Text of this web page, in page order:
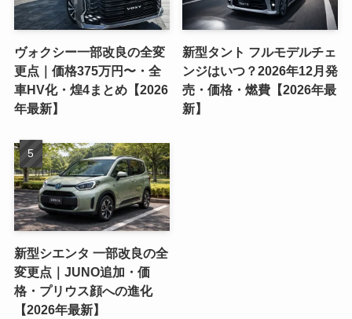
ヴォクシー一部改良の全変
更点｜価格375万円〜・全
車HV化・煌4まとめ【2026
年最新】
新型タント フルモデルチェ
ンジはいつ？2026年12月発
売・価格・燃費【2026年最
新】
新型シエンタ 一部改良の全
変更点｜JUNO追加・価
格・プリウス顔への進化
【2026年最新】